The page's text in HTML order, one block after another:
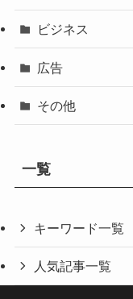
ビジネス
広告
その他
一覧
キーワード一覧
人気記事一覧